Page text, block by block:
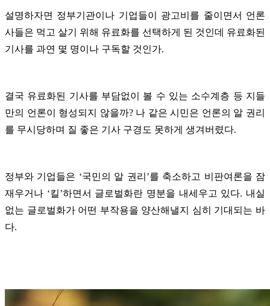
설명하자면 정부기관이나 기업들이 광고비를 줄이면서 언론
사들은 먹고 살기 위해 유료화를 선택하게 된 것인데 유료화된
기사를 과연 몇 명이나 구독할 것인가.
결국 유료화된 기사를 부담없이 볼 수 있는 소수계층 등 지들
만의 언론이 형성되지 않을까? 나 같은 시민은 언론의 알 권리
를 무시당하며 질 좋은 기사 구경도 못하게 생겨버렸다.
정부와 기업들은 ‘국민의 알 권리’를 축소하고 비판여론을 잠
재우거나 ‘킬’하면서 글로벌화란 명분을 내세우고 있다. 내실
없는 글로벌화가 어떤 부작용을 양산해낼지 심히 기대되는 바
다.